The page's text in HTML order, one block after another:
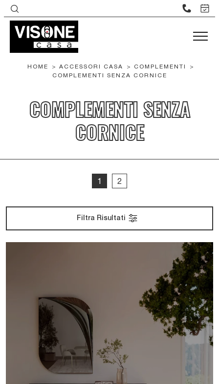
HOME > ACCESSORI CASA > COMPLEMENTI
>
COMPLEMENTI SENZA CORNICE
COMPLEMENTI SENZA
CORNICE
1 2
Filtra Risultati